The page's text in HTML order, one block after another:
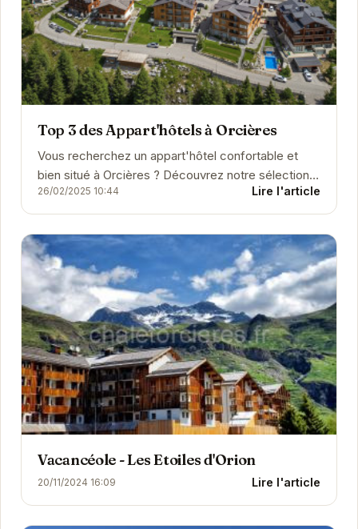
Top 3 des Appart'hôtels à Orcières
Vous recherchez un appart'hôtel confortable et
bien situé à Orcières ? Découvrez notre sélection
d'hébergements pour vos vacances à la montagne.
Que...
26/02/2025 10:44 Lire l'article
Vacancéole - Les Etoiles d'Orion
20/11/2024 16:09 Lire l'article